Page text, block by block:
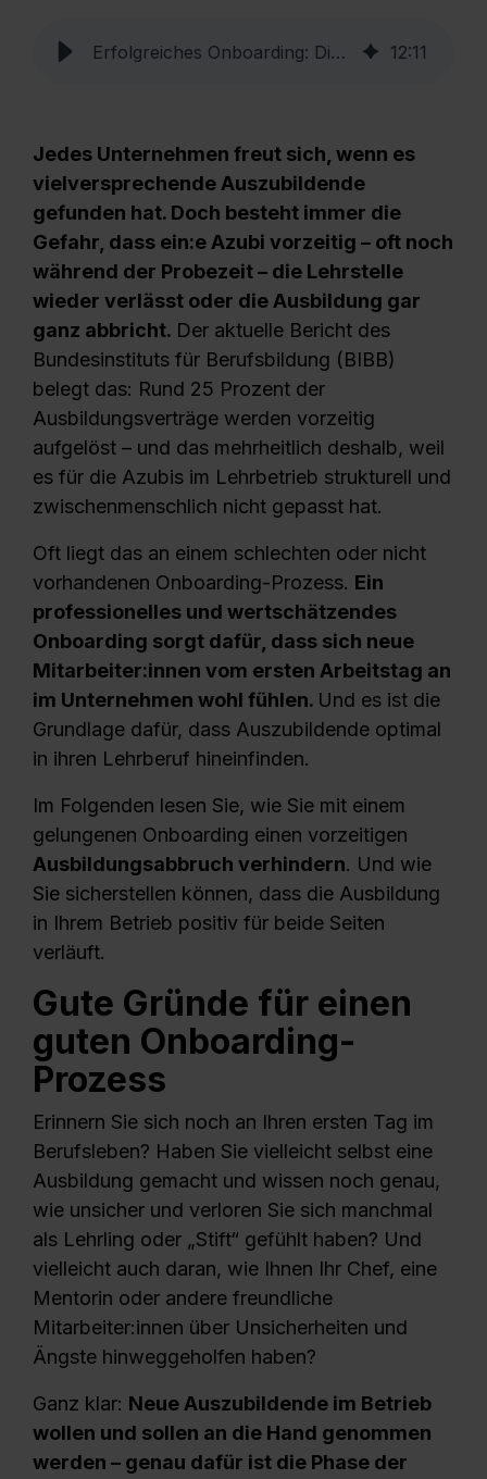
Erfolgreiches Onboarding: Die ersten 100 Tage mit neuen Azubis 12:11
Jedes Unternehmen freut sich, wenn es
vielversprechende Auszubildende
gefunden hat. Doch besteht immer die
Gefahr, dass ein:e Azubi vorzeitig – oft noch
während der Probezeit – die Lehrstelle
wieder verlässt oder die Ausbildung gar
ganz abbricht. Der aktuelle Bericht des
Bundesinstituts für Berufsbildung (BIBB)
belegt das: Rund 25 Prozent der
Ausbildungsverträge werden vorzeitig
aufgelöst – und das mehrheitlich deshalb, weil
es für die Azubis im Lehrbetrieb strukturell und
zwischenmenschlich nicht gepasst hat.
Oft liegt das an einem schlechten oder nicht
vorhandenen Onboarding-Prozess. Ein
professionelles und wertschätzendes
Onboarding sorgt dafür, dass sich neue
Mitarbeiter:innen vom ersten Arbeitstag an
im Unternehmen wohl fühlen. Und es ist die
Grundlage dafür, dass Auszubildende optimal
in ihren Lehrberuf hineinfinden.
Im Folgenden lesen Sie, wie Sie mit einem
gelungenen Onboarding einen vorzeitigen
Ausbildungsabbruch verhindern. Und wie
Sie sicherstellen können, dass die Ausbildung
in Ihrem Betrieb positiv für beide Seiten
verläuft.
Gute Gründe für einen
guten Onboarding-
Prozess
Erinnern Sie sich noch an Ihren ersten Tag im
Berufsleben? Haben Sie vielleicht selbst eine
Ausbildung gemacht und wissen noch genau,
wie unsicher und verloren Sie sich manchmal
als Lehrling oder „Stift“ gefühlt haben? Und
vielleicht auch daran, wie Ihnen Ihr Chef, eine
Mentorin oder andere freundliche
Mitarbeiter:innen über Unsicherheiten und
Ängste hinweggeholfen haben?
Ganz klar: Neue Auszubildende im Betrieb
wollen und sollen an die Hand genommen
werden – genau dafür ist die Phase der